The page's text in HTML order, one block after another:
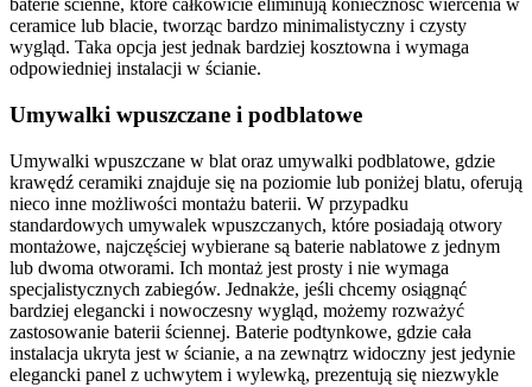
baterie ścienne, które całkowicie eliminują konieczność wiercenia w
ceramice lub blacie, tworząc bardzo minimalistyczny i czysty
wygląd. Taka opcja jest jednak bardziej kosztowna i wymaga
odpowiedniej instalacji w ścianie.
Umywalki wpuszczane i podblatowe
Umywalki wpuszczane w blat oraz umywalki podblatowe, gdzie
krawędź ceramiki znajduje się na poziomie lub poniżej blatu, oferują
nieco inne możliwości montażu baterii. W przypadku
standardowych umywalek wpuszczanych, które posiadają otwory
montażowe, najczęściej wybierane są baterie nablatowe z jednym
lub dwoma otworami. Ich montaż jest prosty i nie wymaga
specjalistycznych zabiegów. Jednakże, jeśli chcemy osiągnąć
bardziej elegancki i nowoczesny wygląd, możemy rozważyć
zastosowanie baterii ściennej. Baterie podtynkowe, gdzie cała
instalacja ukryta jest w ścianie, a na zewnątrz widoczny jest jedynie
elegancki panel z uchwytem i wylewką, prezentują się niezwykle